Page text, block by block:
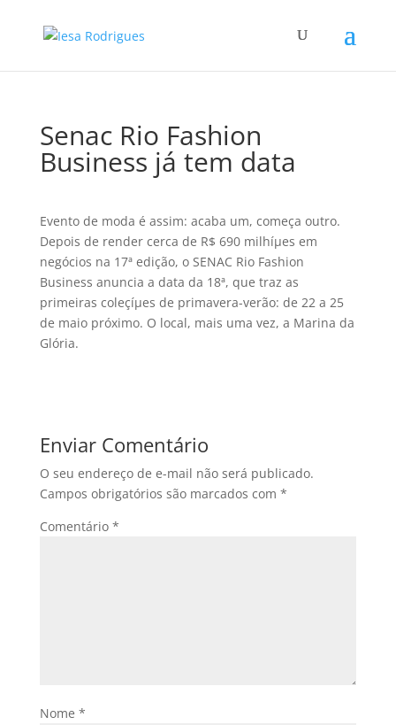
Senac Rio Fashion
Business já tem data
Evento de moda é assim: acaba um, começa outro.
Depois de render cerca de R$ 690 milhíµes em
negócios na 17ª edição, o SENAC Rio Fashion
Business anuncia a data da 18ª, que traz as
primeiras coleçíµes de primavera-verão: de 22 a 25
de maio próximo. O local, mais uma vez, a Marina da
Glória.
Enviar Comentário
O seu endereço de e-mail não será publicado.
Campos obrigatórios são marcados com *
Comentário *
Nome *